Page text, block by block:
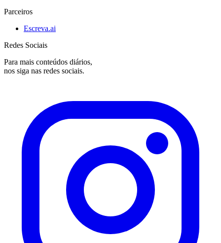
Parceiros
Escreva.ai
Redes Sociais
Para mais conteúdos diários,
nos siga nas redes sociais.